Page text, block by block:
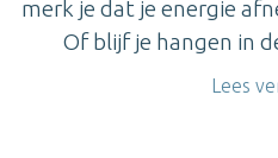
merk je dat je energie
Of blijf je hangen in
Lees